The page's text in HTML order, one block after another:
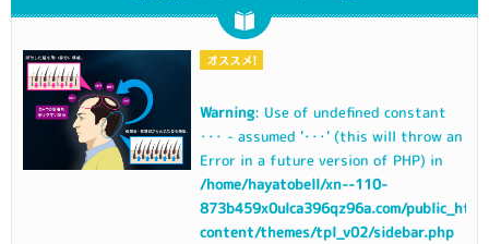
Warning: Use of undefined constant
･･･ - assumed '･･･' (this will throw an
Error in a future version of PHP) in
/home/hayatobell/xn--110-
873b459x0ulca396qz96a.com/
content/themes/tpl_v02/sidebar.php